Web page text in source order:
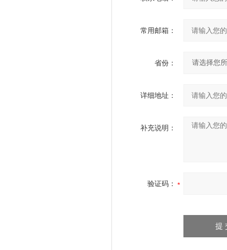
常用邮箱：
省份：
详细地址：
补充说明：
验证码：